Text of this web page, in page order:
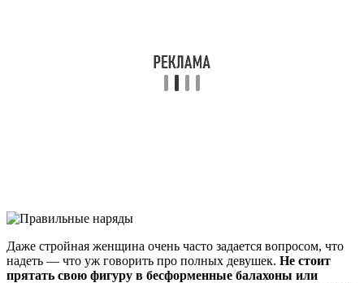
Даже стройная женщина очень часто задается вопросом, что
надеть — что уж говорить про полных девушек. Не стоит
прятать свою фигуру в бесформенные балахоны или